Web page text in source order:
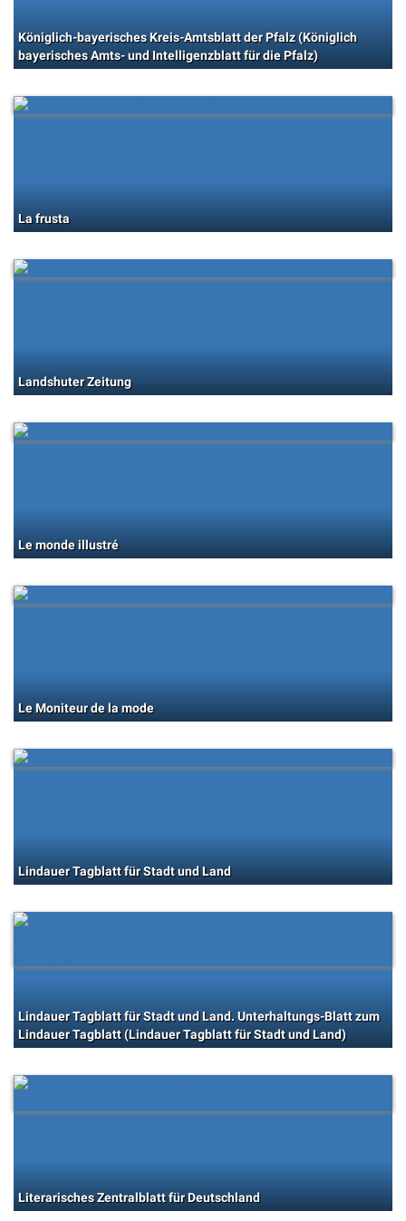
Königlich-bayerisches Kreis-Amtsblatt der Pfalz (Königlich
bayerisches Amts- und Intelligenzblatt für die Pfalz)
La frusta
Landshuter Zeitung
Le monde illustré
Le Moniteur de la mode
Lindauer Tagblatt für Stadt und Land
Lindauer Tagblatt für Stadt und Land. Unterhaltungs-Blatt zum
Lindauer Tagblatt (Lindauer Tagblatt für Stadt und Land)
Literarisches Zentralblatt für Deutschland